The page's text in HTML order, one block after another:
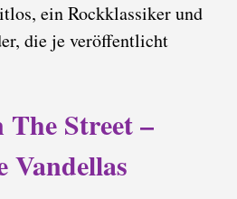
ein Rockklassiker und
die je veröffentlicht
Street –